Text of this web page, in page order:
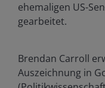
ehemaligen US-
gearbeitet.
Brendan Carroll
Auszeichnung in